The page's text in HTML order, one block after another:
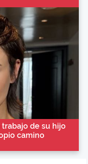
de su hijo
camino